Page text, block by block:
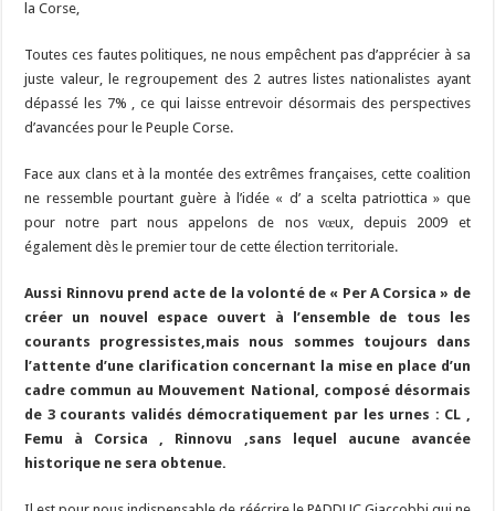
la Corse,
Toutes ces fautes politiques, ne nous empêchent pas d’apprécier à sa
juste valeur, le regroupement des 2 autres listes nationalistes ayant
dépassé les 7% , ce qui laisse entrevoir désormais des perspectives
d’avancées pour le Peuple Corse.
Face aux clans et à la montée des extrêmes françaises, cette coalition
ne ressemble pourtant guère à l’idée « d’ a scelta patriottica » que
pour notre part nous appelons de nos vœux, depuis 2009 et
également dès le premier tour de cette élection territoriale.
Aussi Rinnovu prend acte de la volonté de « Per A Corsica » de
créer un nouvel espace ouvert à l’ensemble de tous les
courants progressistes,mais nous sommes toujours dans
l’attente d’une clarification concernant la mise en place d’un
cadre commun au Mouvement National, composé désormais
de 3 courants validés démocratiquement par les urnes : CL ,
Femu à Corsica , Rinnovu ,sans lequel aucune avancée
historique ne sera obtenue.